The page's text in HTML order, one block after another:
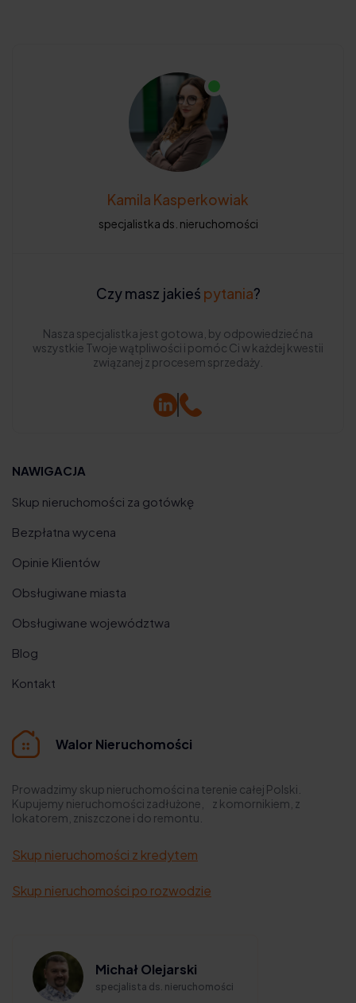
Kamila Kasperkowiak
specjalistka ds. nieruchomości
Czy masz jakieś pytania?
Nasza specjalistka jest gotowa, by odpowiedzieć na
wszystkie Twoje wątpliwości i pomóc Ci w każdej kwestii
związanej z procesem sprzedaży.
Walor Nieruchomości
Prowadzimy skup nieruchomości na terenie całej Polski.
Kupujemy nieruchomości zadłużone, z komornikiem, z
lokatorem, zniszczone i do remontu.
Skup nieruchomości z kredytem
Skup nieruchomości po rozwodzie
NAWIGACJA
Skup nieruchomości za gotówkę
Bezpłatna wycena
Opinie Klientów
Obsługiwane miasta
Obsługiwane województwa
Blog
Kontakt
Michał Olejarski
specjalista ds. nieruchomości